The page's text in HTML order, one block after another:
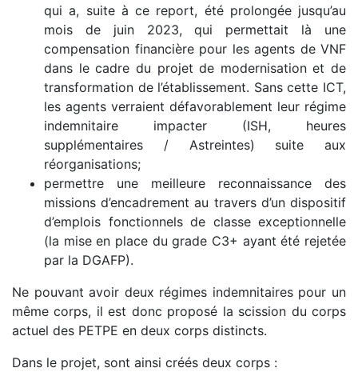
qui a, suite à ce report, été prolongée jusqu’au
mois de juin 2023, qui permettait là une
compensation financière pour les agents de VNF
dans le cadre du projet de modernisation et de
transformation de l’établissement. Sans cette ICT,
les agents verraient défavorablement leur régime
indemnitaire impacter (ISH, heures
supplémentaires / Astreintes) suite aux
réorganisations;
permettre une meilleure reconnaissance des
missions d’encadrement au travers d’un dispositif
d’emplois fonctionnels de classe exceptionnelle
(la mise en place du grade C3+ ayant été rejetée
par la DGAFP).
Ne pouvant avoir deux régimes indemnitaires pour un
même corps, il est donc proposé la scission du corps
actuel des PETPE en deux corps distincts.
Dans le projet, sont ainsi créés deux corps :